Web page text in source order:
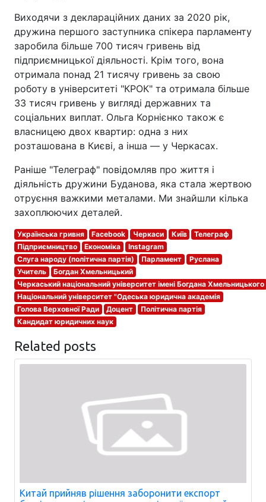
Виходячи з деклараційних даних за 2020 рік,
дружина першого заступника спікера парламенту
заробила більше 700 тисяч гривень від
підприємницької діяльності. Крім того, вона
отримала понад 21 тисячу гривень за свою
роботу в університеті "КРОК" та отримала більше
33 тисяч гривень у вигляді державних та
соціальних виплат. Ольга Корнієнко також є
власницею двох квартир: одна з них
розташована в Києві, а інша — у Черкасах.
Раніше "Телеграф" повідомляв про життя і
діяльність дружини Буданова, яка стала жертвою
отруєння важкими металами. Ми знайшли кілька
захоплюючих деталей.
Українська гривня Facebook Черкаси Київ
Телеграф
Підприємництво
Економіка
Instagram
Слуга народу (політична партія)
Парламент
Руслана
Учитель
Богдан Хмельницький
Черкаський національний університет імені Богдана Хмельницького
Національний університет "Одеська юридична академія
Голова Верховної Ради
Доцент
Політична партія
Кандидат юридичних наук
Related posts
Китай прийняв рішення заборонити експорт